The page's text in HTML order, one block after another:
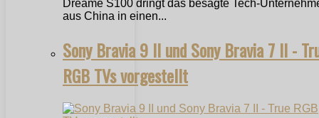
Dreame S100 dringt das besagte Tech-
aus China in einen...
Sony Bravia 9 II und Sony Bravia 7 II -
RGB TVs vorgestellt